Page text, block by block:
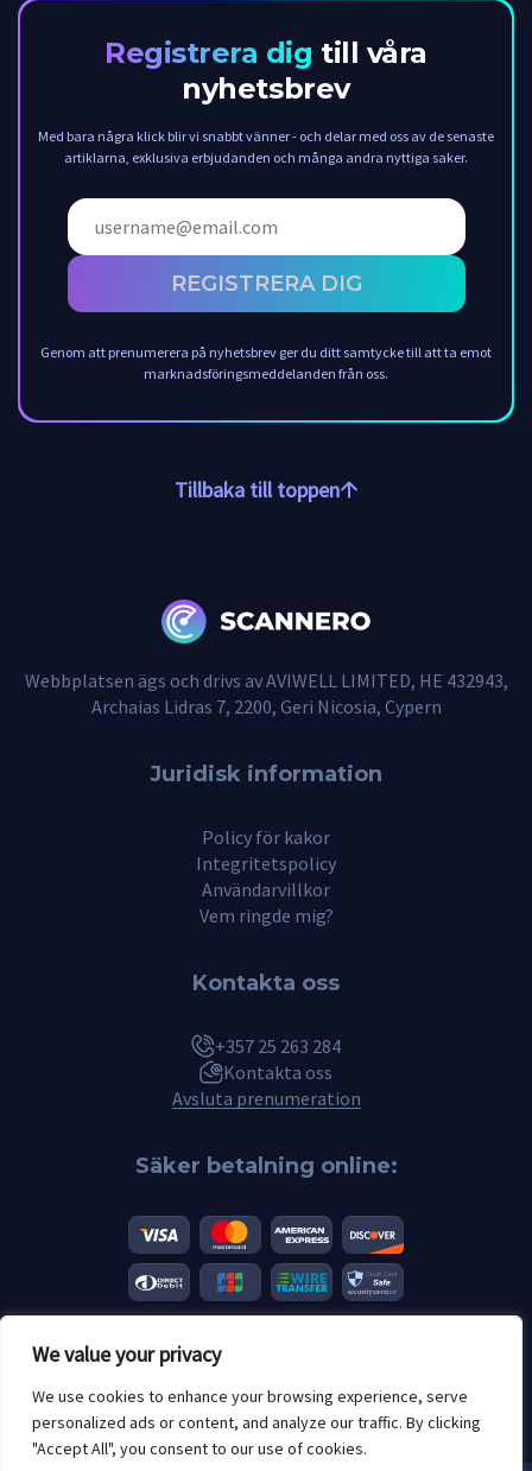
We value your privacy
We use cookies to enhance your browsing experience, serve
personalized ads or content, and analyze our traffic. By clicking
"Accept All", you consent to our use of cookies.
Registrera dig till våra
nyhetsbrev
Med bara några klick blir vi snabbt vänner - och delar med oss av de senaste
artiklarna, exklusiva erbjudanden och många andra nyttiga saker.
REGISTRERA DIG
Genom att prenumerera på nyhetsbrev ger du ditt samtycke till att ta emot
marknadsföringsmeddelanden från oss.
Tillbaka till toppen
Webbplatsen ägs och drivs av AVIWELL LIMITED, HE 432943,
Archaias Lidras 7, 2200, Geri Nicosia, Cypern
Juridisk information
Policy för kakor
Integritetspolicy
Användarvillkor
Vem ringde mig?
Kontakta oss
+357 25 263 284
Kontakta oss
Avsluta prenumeration
Säker betalning online:
© 2026 Scannero.blog. Alla varumärken tillhör sina respektive ägare.
Åldersgränser: 18+